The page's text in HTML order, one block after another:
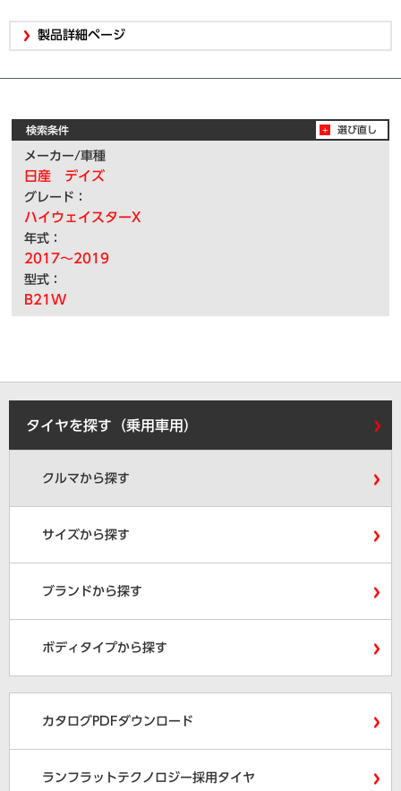
製品詳細ページ
検索条件
メーカー/車種
日産 デイズ
グレード：
ハイウェイスターX
年式：
2017～2019
型式：
B21W
選び直し
タイヤを探す（乗用車用）
クルマから探す
サイズから探す
ブランドから探す
ボディタイプから探す
カタログPDFダウンロード
ランフラットテクノロジー採用タイヤ